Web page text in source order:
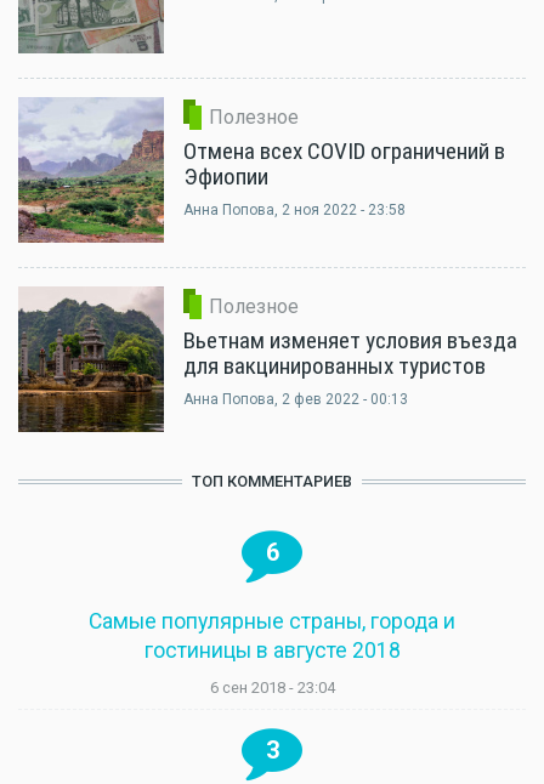
Полезное
Отмена всех COVID ограничений в
Эфиопии
Анна Попова, 2 ноя 2022 - 23:58
Полезное
Вьетнам изменяет условия въезда
для вакцинированных туристов
Анна Попова, 2 фев 2022 - 00:13
ТОП КОММЕНТАРИЕВ
6
Самые популярные страны, города и
гостиницы в августе 2018
6 сен 2018 - 23:04
3